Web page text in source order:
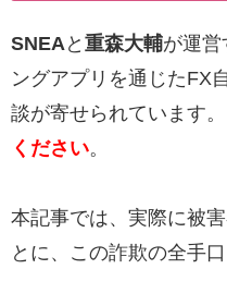
SNEA と 重森大輔が運営
ングアプリを通じたFX
談が寄せられています。
ください。
本記事では、実際に被
とに、この詐欺の全手